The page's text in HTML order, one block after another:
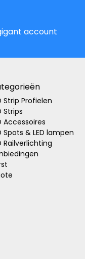
account
Strip Profielen
Strips
Accessoires
Spots & LED lampen
Railverlichting